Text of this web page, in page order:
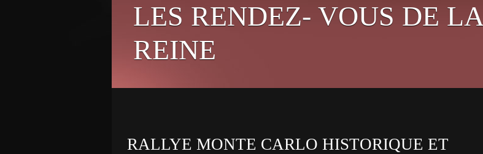
LES RENDEZ- VOUS DE LA
REINE
RALLYE MONTE CARLO HISTORIQUE ET